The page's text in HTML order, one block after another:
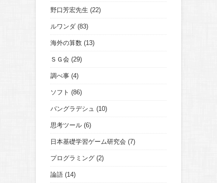
野口芳宏先生 (22)
ルワンダ (83)
海外の算数 (13)
ＳＧ会 (29)
調べ事 (4)
ソフト (86)
バングラデシュ (10)
思考ツール (6)
日本基礎学習ゲーム研究会 (7)
プログラミング (2)
論語 (14)